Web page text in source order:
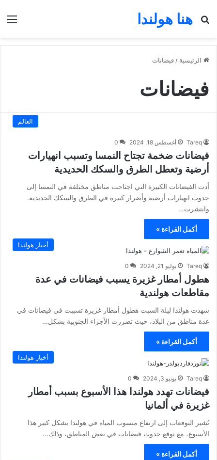
هنا هولندا
بحث عن
الرئيسية / فيضانات
فيضانات
العالم
Tareq أغسطس 18, 2024 0
فيضانات ضخمة تجتاح النمسا وتسبب انهيارات
أرضية وتعطل الطرق والسكك الحديدية
أدت الفيضانات الكبيرة التي اجتاحت مناطق مختلفة في النمسا إلى
حدوث انهيارات أرضية وأضرار كبيرة في الطرق والسكك الحديدية.
وانتشرت…
أكمل القراءة »
أخبار هولندا
Tareq يوليو 21, 2024 0
هطول أمطار غزيرة يسبب فيضانات في عدة
مقاطعات هولندية
شهدت هولندا ليلة السبت هطول أمطار غزيرة تسببت في فيضانات في
عدة مناطق من البلاد، حيث تضررت الأجزاء الجنوبية بشكل…
أكمل القراءة »
أخبار هولندا
Tareq يونيو 3, 2024 0
فيضانات تهدد هولندا هذا الأسبوع بسبب أمطار
غزيرة في ألمانيا
تُشير التوقعات إلى ارتفاع منسوب المياه في هولندا بشكل كبير هذا
الأسبوع، مع توقع حدوث فيضانات في بعض المناطق، وذلك…
أكمل القراءة »